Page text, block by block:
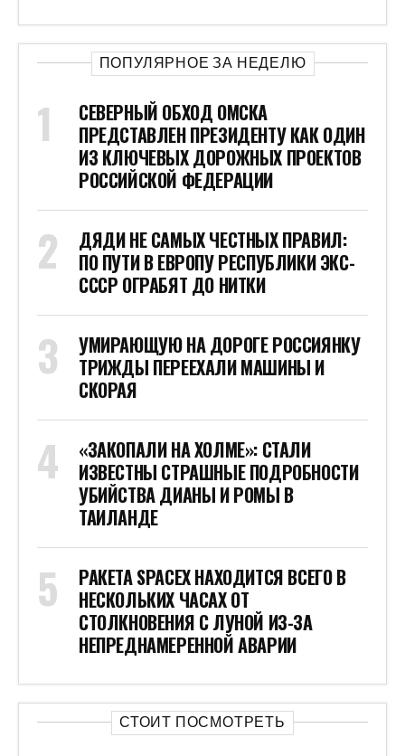
ПОПУЛЯРНОЕ ЗА НЕДЕЛЮ
СЕВЕРНЫЙ ОБХОД ОМСКА
ПРЕДСТАВЛЕН ПРЕЗИДЕНТУ КАК ОДИН
ИЗ КЛЮЧЕВЫХ ДОРОЖНЫХ ПРОЕКТОВ
РОССИЙСКОЙ ФЕДЕРАЦИИ
ДЯДИ НЕ САМЫХ ЧЕСТНЫХ ПРАВИЛ:
ПО ПУТИ В ЕВРОПУ РЕСПУБЛИКИ ЭКС-
СССР ОГРАБЯТ ДО НИТКИ
УМИРАЮЩУЮ НА ДОРОГЕ РОССИЯНКУ
ТРИЖДЫ ПЕРЕЕХАЛИ МАШИНЫ И
СКОРАЯ
«ЗАКОПАЛИ НА ХОЛМЕ»: СТАЛИ
ИЗВЕСТНЫ СТРАШНЫЕ ПОДРОБНОСТИ
УБИЙСТВА ДИАНЫ И РОМЫ В
ТАИЛАНДЕ
РАКЕТА SPACEX НАХОДИТСЯ ВСЕГО В
НЕСКОЛЬКИХ ЧАСАХ ОТ
СТОЛКНОВЕНИЯ С ЛУНОЙ ИЗ-ЗА
НЕПРЕДНАМЕРЕННОЙ АВАРИИ
СТОИТ ПОСМОТРЕТЬ